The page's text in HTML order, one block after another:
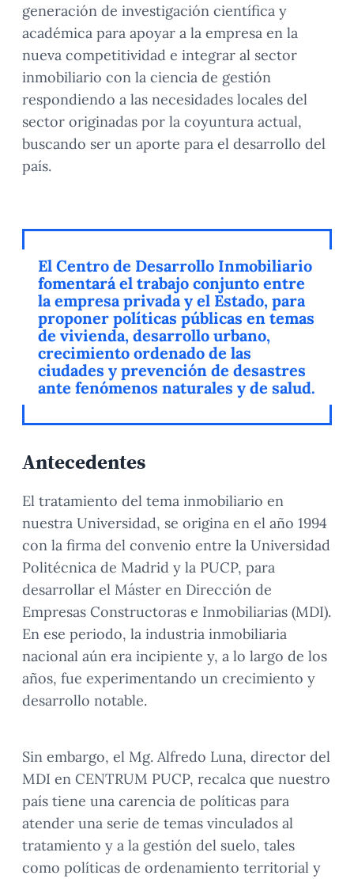
generación de investigación científica y
académica para apoyar a la empresa en la
nueva competitividad e integrar al sector
inmobiliario con la ciencia de gestión
respondiendo a las necesidades locales del
sector originadas por la coyuntura actual,
buscando ser un aporte para el desarrollo del
país.
El Centro de Desarrollo Inmobiliario
fomentará el trabajo conjunto entre
la empresa privada y el Estado, para
proponer políticas públicas en temas
de vivienda, desarrollo urbano,
crecimiento ordenado de las
ciudades y prevención de desastres
ante fenómenos naturales y de salud.
Antecedentes
El tratamiento del tema inmobiliario en
nuestra Universidad, se origina en el año 1994
con la firma del convenio entre la Universidad
Politécnica de Madrid y la PUCP, para
desarrollar el Máster en Dirección de
Empresas Constructoras e Inmobiliarias (MDI).
En ese periodo, la industria inmobiliaria
nacional aún era incipiente y, a lo largo de los
años, fue experimentando un crecimiento y
desarrollo notable.
Sin embargo, el Mg. Alfredo Luna, director del
MDI en CENTRUM PUCP, recalca que nuestro
país tiene una carencia de políticas para
atender una serie de temas vinculados al
tratamiento y a la gestión del suelo, tales
como políticas de ordenamiento territorial y